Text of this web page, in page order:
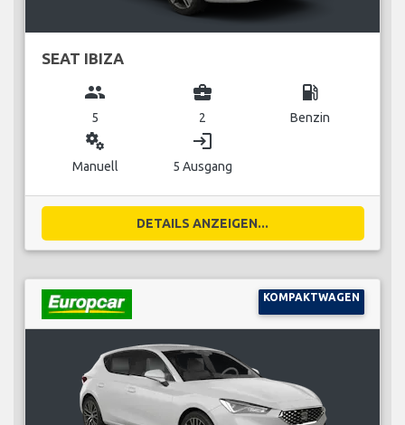
SEAT IBIZA
group
5
business_center
2
local_gas_station
Benzin
miscellaneous_services
Manuell
login
5 Ausgang
DETAILS ANZEIGEN...
KOMPAKTWAGEN